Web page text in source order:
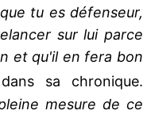
tu es défenseur,
sur lui parce
et qu'il en fera bon
dans sa chronique.
mesure de ce